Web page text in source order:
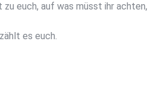
zu euch, auf was müsst ihr achten,
es euch.